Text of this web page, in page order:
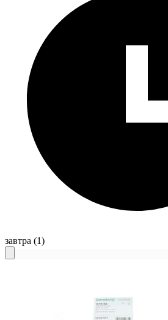
завтра (1)